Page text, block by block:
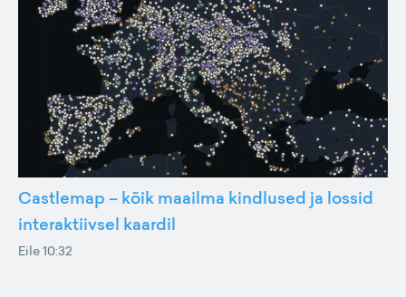
Castlemap – kõik maailma kindlused ja lossid
interaktiivsel kaardil
Eile 10:32